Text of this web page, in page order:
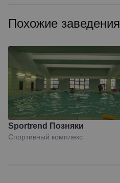
Похожие заведения
Sportrend Позняки
Спортивный комплекс